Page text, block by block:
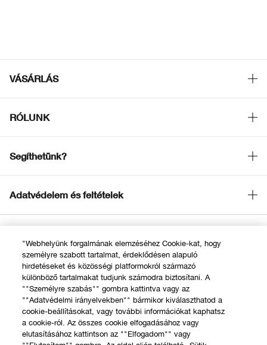
VÁSÁRLÁS
RÓLUNK
Segíthetünk?
Gyakori kérdések
Kapcsolat a Gyártóval
Hívj minket +36 14 088 554
Élő Chat
Adatvédelem és feltételek
ÁSZF Online Rendelés
Ajándékkártyák felhasználási feltételek
© Clinique Laboratories, llc. Minden jog fenntartva
"Webhelyünk forgalmának elemzéséhez Cookie-kat, hogy
személyre szabott tartalmat, érdeklődésen alapuló
hirdetéseket és közösségi platformokról származó
különböző tartalmakat tudjunk számodra biztosítani. A
""Személyre szabás"" gombra kattintva vagy az
""Adatvédelmi irányelvekben"" bármikor kiválaszthatod a
cookie-beállításokat, vagy további információkat kaphatsz
a cookie-ról. Az összes cookie elfogadásához vagy
elutasításához kattintson az ""Elfogadom"" vagy